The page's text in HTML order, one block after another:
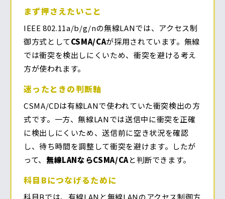
まず押さえたいこと
IEEE 802.11a/b/g/nの無線LANでは、アクセス制
御方式としてCSMA/CAが採用されています。無線
では衝突を検出しにくいため、衝突を避ける考え
方が使われます。
迷ったときの判断軸
CSMA/CDは有線LANで使われていた衝突検出の方
式です。一方、無線LANでは送信中に衝突を正確
に検出しにくいため、送信前に空き状況を確認
し、待ち時間を調整して衝突を避けます。したが
って、 無線LANならCSMA/CAと判断できます。
科目Bにつなげるために
科目Bでは、有線LANと無線LANのアクセス制御方